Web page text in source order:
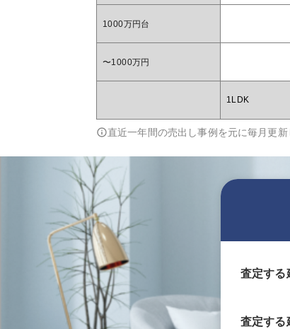
1000万円台
〜1000万円
1LDK
直近一年間の売出し事例を元に毎月更
査定する
査定する